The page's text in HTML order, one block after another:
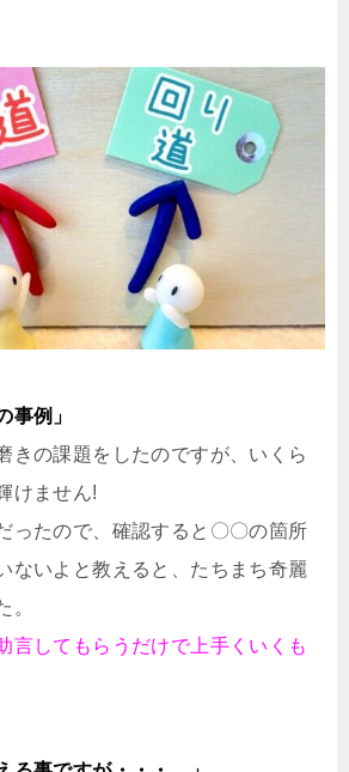
事例」
きの課題をしたのですが、いくら
けません!
ったので、確認すると〇〇の箇所
ないよと教えると、たちまち奇麗
。
言してもらうだけで上手くいくも